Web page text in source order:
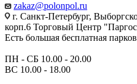
zakaz@polonpol.ru
г. Санкт-Петербург,
корп.6 Торговый Центр
Есть большая бесплатная
ПН - СБ 10.00 - 20.00
ВС 10.00 - 18.00